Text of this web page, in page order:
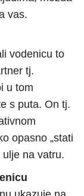
vas.
vodenicu to
tj.
u tom
s puta. On tj.
opasno „stati
na vatru.